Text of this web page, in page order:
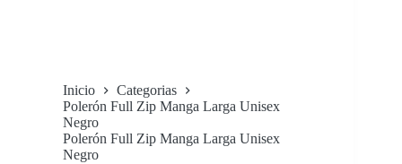
Inicio
Categorias
Polerón Full Zip Manga Larga Unisex
Negro
Polerón Full Zip Manga Larga Unisex
Negro